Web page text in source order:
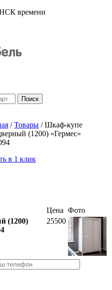
НСК времени
/ Товары / Шкаф-купе
(1200) «Гермес»
в 1 клик
Цена Фото
(1200)
25500